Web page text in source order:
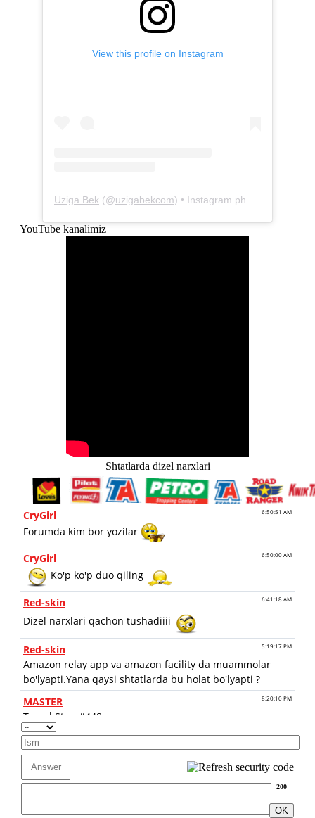
View this profile on Instagram
Uziga Bek (@uzigabekcom) • Instagram photos and videos
YouTube kanalimiz
Shtatlarda dizel narxlari
200